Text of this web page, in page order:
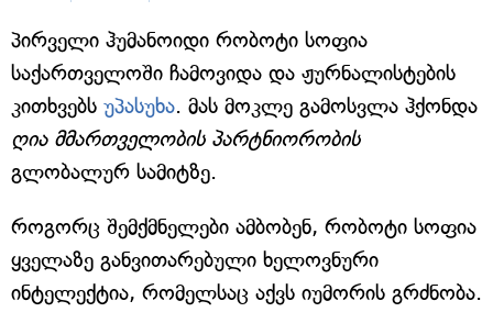
პირველი ჰუმანოიდი რობოტი სოფია
საქართველოში ჩამოვიდა და ჟურნალისტების
კითხვებს უპასუხა. მას მოკლე გამოსვლა ჰქონდა
ღია მმართველობის პარტნიორობის
გლობალურ სამიტზე.
როგორც შემქმნელები ამბობენ, რობოტი სოფია
ყველაზე განვითარებული ხელოვნური
ინტელექტია, რომელსაც აქვს იუმორის გრძნობა.